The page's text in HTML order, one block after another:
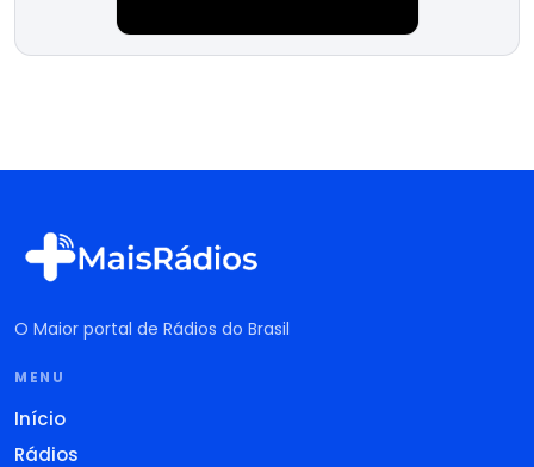
O Maior portal de Rádios do Brasil
MENU
Início
Rádios